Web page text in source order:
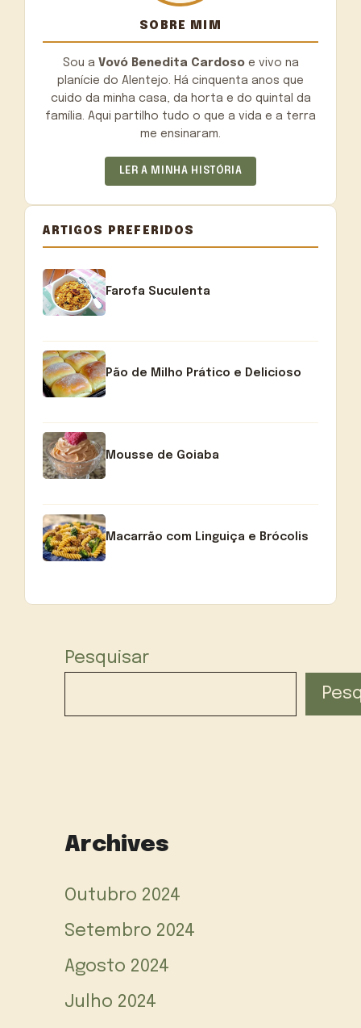
SOBRE MIM
Sou a Vovó Benedita Cardosoe vivo na
planície do Alentejo. Há cinquenta anos que
cuido da minha casa, da horta e do quintal da
família. Aqui partilho tudo o que a vida e a terra
me ensinaram.
LER A MINHA HISTÓRIA
ARTIGOS PREFERIDOS
Farofa Suculenta
Pão de Milho Prático e Delicioso
Mousse de Goiaba
Macarrão com Linguiça e Brócolis
Pesquisar
Archives
Outubro 2024
Setembro 2024
Agosto 2024
Julho 2024